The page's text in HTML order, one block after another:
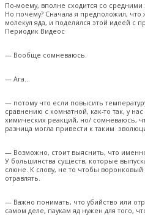
По-моему, вполне сходится со
Но почему? Сначала я предположил, что
молекул яда, и поделился этой идеей с
Периодик Видеос
— Вообще сомневаюсь.
— Ага…
— потому что если повысить
сравнению с комнатной, как-то так, у
химических реакций, но/ сомневаюсь,
разница могла привести к таким
— Возможно, стоит выяснить, что
У большинства существ, которые
слюне. К слову, не то чтобы воронковый
отравлять.
— Важно понимать, что убийство или
самом деле, паукам яд нужен для того,